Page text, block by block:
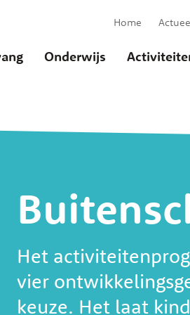
Onderwijs
Home
Het
vier
keuze. Het laat